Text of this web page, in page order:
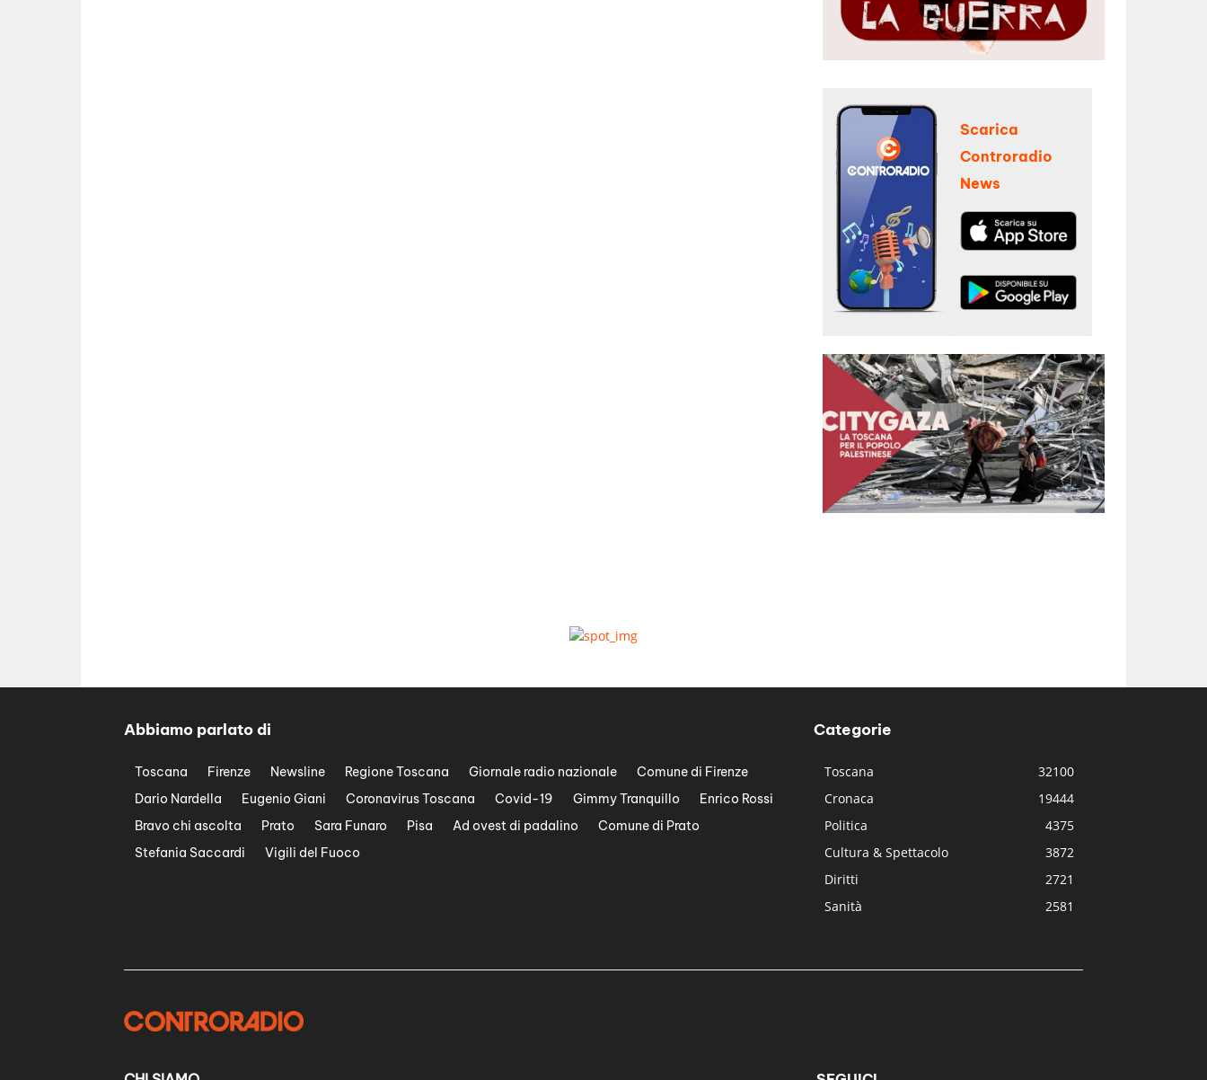
Scarica
Controradio
News
Abbiamo parlato di
Toscana Firenze Newsline Regione Toscana Giornale radio nazionale
Comune di Firenze
Dario Nardella
Eugenio Giani Coronavirus Toscana Covid-19 Gimmy Tranquillo
Enrico Rossi
Bravo chi ascolta
Prato Sara Funaro Pisa Ad ovest di padalino
Comune di Prato
Stefania Saccardi
Vigili del Fuoco
Categorie
Toscana
32100
Cronaca
19444
Politica
4375
Cultura & Spettacolo
3872
Diritti
2721
Sanità
2581